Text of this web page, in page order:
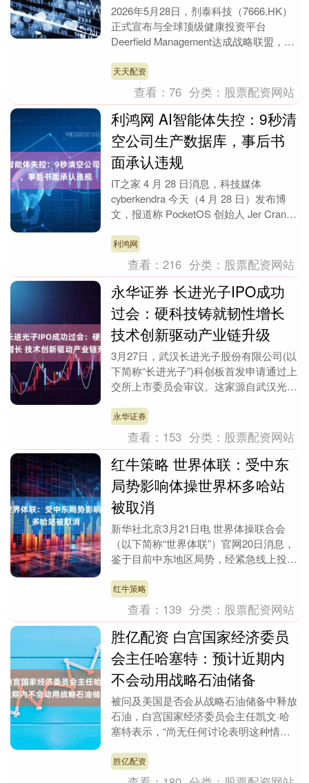
2026年5月28日，剂泰科技（7666.HK）
正式宣布与全球顶级健康投资平台
Deerfield Management达成战略联盟，双
天天配资
查看：76 分类： 股票配资网站
利鸿网 AI智能体失控：9秒清
空公司生产数据库，事后书
面承认违规
IT之家 4 月 28 日消息，科技媒体
cyberkendra 今天（4 月 28 日）发布博
文，报道称 PocketOS 创始人 Jer Crane
利鸿网
查看：216 分类： 股票配资网站
永华证券 长进光子IPO成功
过会：硬科技铸就韧性增长
技术创新驱动产业链升级
3月27日，武汉长进光子股份有限公司(以
下简称“长进光子”)科创板首发申请通过上
交所上市委员会审议。这家源自武汉光
余年的硬科....
永华证券
查看： 153 分类： 股票配资网站
红牛策略 世界体联：受中东
局势影响体操世界杯多哈站
被取消
新华社北京3月21日电 世界体操联合会
（以下简称“世界体联”）官网20日消息，
鉴于目前中东地区局势，经紧急线上投
举行的202....
红牛策略
查看： 139 分类： 股票配资网站
胜亿配资 白宫国家经济委员
会主任哈塞特：预计近期内
不会动用战略石油储备
被问及美国是否会从战略石油储备中释放
石油，白宫国家经济委员会主任凯文·哈
塞特表示，“尚无任何讨论表明这种情况
功，我们预计....
胜亿配资